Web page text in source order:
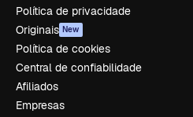
Política de privacidade
Originais New
Política de cookies
Central de confiabilidade
Afiliados
Empresas